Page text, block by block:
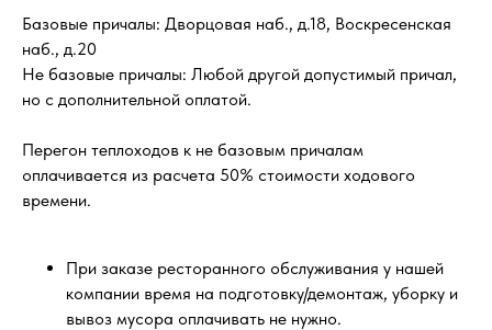
Базовые причалы: Дворцовая наб., д.18, Воскресенская
наб., д.20
Не базовые причалы: Любой другой допустимый причал,
но с дополнительной оплатой.
Перегон теплоходов к не базовым причалам
оплачивается из расчета 50% стоимости ходового
времени.
При заказе ресторанного обслуживания у нашей
компании время на подготовку/демонтаж, уборку и
вывоз мусора оплачивать не нужно.